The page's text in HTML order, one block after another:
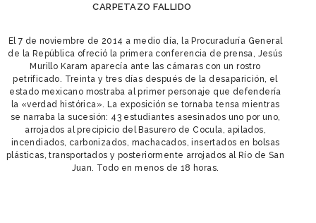
CARPETAZO FALLIDO
El 7 de noviembre de 2014 a medio día, la Procuraduría General
de la República ofreció la primera conferencia de prensa, Jesús
Murillo Karam aparecía ante las cámaras con un rostro
petrificado. Treinta y tres días después de la desaparición, el
estado mexicano mostraba al primer personaje que defendería
la «verdad histórica». La exposición se tornaba tensa mientras
se narraba la sucesión: 43 estudiantes asesinados uno por uno,
arrojados al precipicio del Basurero de Cocula, apilados,
incendiados, carbonizados, machacados, insertados en bolsas
plásticas, transportados y posteriormente arrojados al Río de San
Juan. Todo en menos de 18 horas.